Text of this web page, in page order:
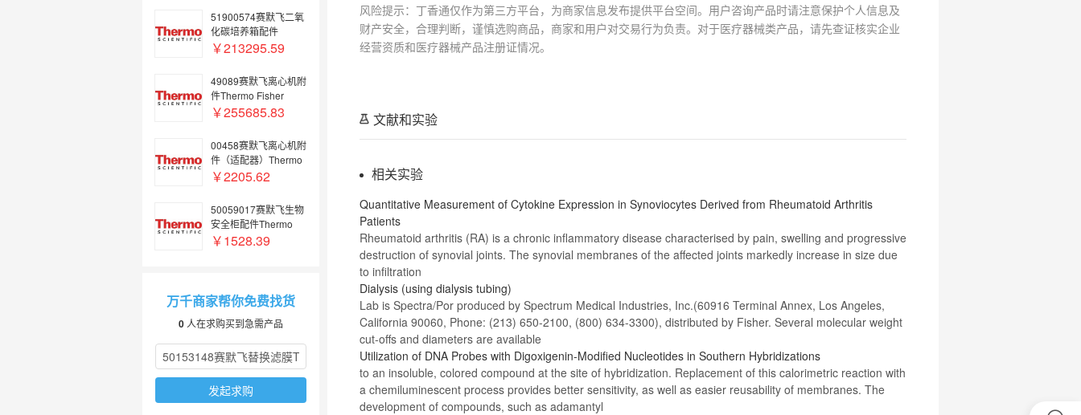
51900574赛默飞二氧
化碳培养箱配件
Thermo Fisher
DEVICE 3 LEVELS
HC 240
￥213295.59
49089赛默飞离心机附
件Thermo Fisher
INLET-OUTLET ASSY
￥255685.83
00458赛默飞离心机附
件（适配器）Thermo
Fisher ADAPTER
￥2205.62
50059017赛默飞生物
安全柜配件Thermo
Fisher Side hose
￥1528.39
万千商家帮你免费找货
0 人在求购买到急需产品
发起求购
风险提示：丁香通仅作为第三方平台，为商家信息发布提供平台空间。用户咨询产品时请注意保护个人信息及
财产安全，合理判断，谨慎选购商品，商家和用户对交易行为负责。对于医疗器械类产品，请先查证核实企业
经营资质和医疗器械产品注册证情况。
文献和实验
相关实验
Quantitative Measurement of Cytokine Expression in Synoviocytes Derived from Rheumatoid Arthritis
Patients
Rheumatoid arthritis (RA) is a chronic inflammatory disease characterised by pain, swelling and progressive
destruction of synovial joints. The synovial membranes of the affected joints markedly increase in size due
to infiltration
Dialysis (using dialysis tubing)
Lab is Spectra/Por produced by Spectrum Medical Industries, Inc.(60916 Terminal Annex, Los Angeles,
California 90060, Phone: (213) 650-2100, (800) 634-3300), distributed by Fisher. Several molecular weight
cut-offs and diameters are available
Utilization of DNA Probes with Digoxigenin-Modified Nucleotides in Southern Hybridizations
to an insoluble, colored compound at the site of hybridization. Replacement of this calorimetric reaction with
a chemiluminescent process provides better sensitivity, as well as easier reusability of membranes. The
development of compounds, such as adamantyl